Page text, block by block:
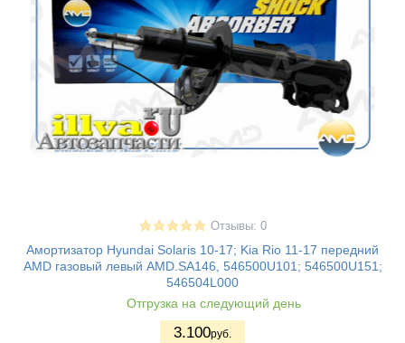
Отзывы: 0
Амортизатор Hyundai Solaris 10-17; Kia Rio 11-17 передний
AMD газовый левый AMD.SA146, 546500U101; 546500U151;
546504L000
Отгрузка на следующий день
3.100руб.